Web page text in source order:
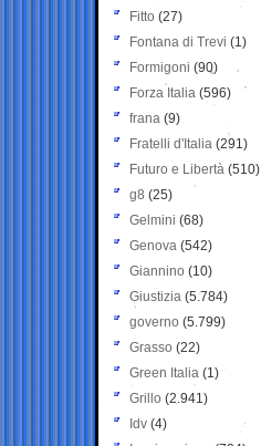
Fitto (27)
Fontana di Trevi (1)
Formigoni (90)
Forza Italia (596)
frana (9)
Fratelli d'Italia (291)
Futuro e Libertà (510)
g8 (25)
Gelmini (68)
Genova (542)
Giannino (10)
Giustizia (5.784)
governo (5.799)
Grasso (22)
Green Italia (1)
Grillo (2.941)
Idv (4)